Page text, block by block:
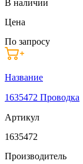
В наличии
Цена
По запросу
Название
1635472 Проводка
Артикул
1635472
Производитель